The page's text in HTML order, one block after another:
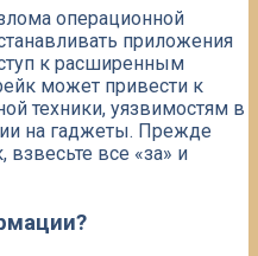
операционной
приложения
к расширенным
может привести к
техники, уязвимостям в
на гаджеты. Прежде
все «за» и